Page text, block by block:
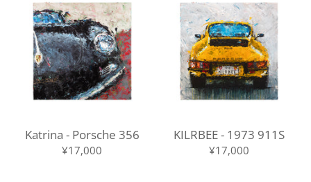
Katrina - Porsche 356
¥17,000
KILRBEE - 1973 911S
¥17,000